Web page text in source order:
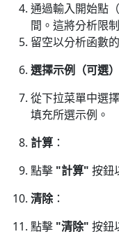
通過輸入開始點
間。這將分析限
留空以分析函數
選擇示例（可選）
從下拉菜單中選
填充所選示例。
計算 ：
點擊 "計算" 按鈕
清除：
點擊 "清除" 按鈕